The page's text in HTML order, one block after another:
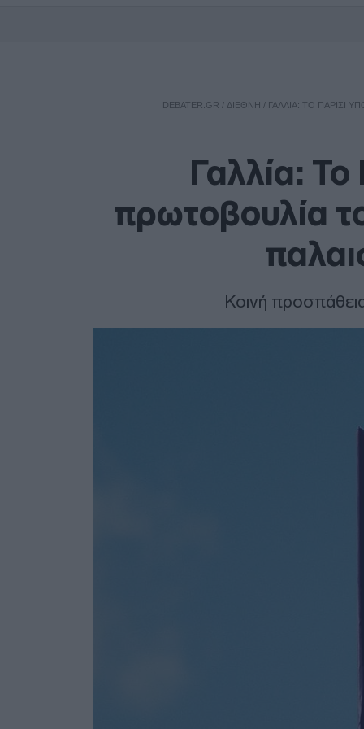
DEBATER.GR / ΔΙΕΘΝΗ / ΓΑΛΛΊΑ: ΤΟ ΠΑΡΊΣΙ
Γαλλία: Το
πρωτοβουλία
Κοινή